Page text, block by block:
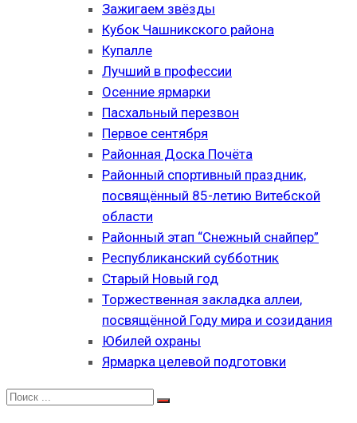
Зажигаем звёзды
Кубок Чашникского района
Купалле
Лучший в профессии
Осенние ярмарки
Пасхальный перезвон
Первое сентября
Районная Доска Почёта
Районный спортивный праздник,
посвящённый 85-летию Витебской
области
Районный этап “Снежный снайпер”
Республиканский субботник
Старый Новый год
Торжественная закладка аллеи,
посвящённой Году мира и созидания
Юбилей охраны
Ярмарка целевой подготовки